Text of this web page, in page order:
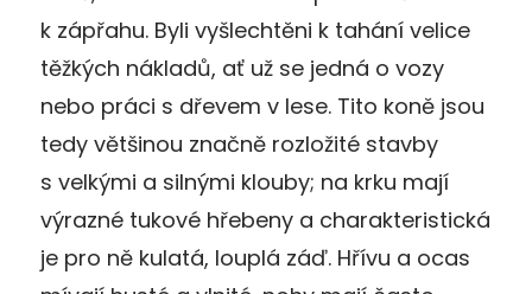
k zápřahu. Byli vyšlechtěni k tahání velice
těžkých nákladů, ať už se jedná o vozy
nebo práci s dřevem v lese. Tito koně jsou
tedy většinou značně rozložité stavby
s velkými a silnými klouby; na krku mají
výrazné tukové hřebeny a charakteristická
je pro ně kulatá, louplá záď. Hřívu a ocas